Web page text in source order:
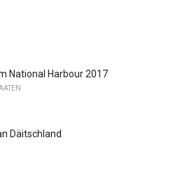
National Harbour 2017
Däitschland